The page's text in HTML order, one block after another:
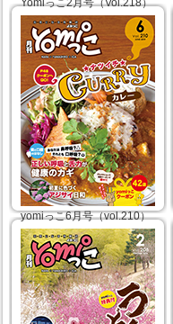
Yomiっこ2月号（Vol.218）
さぁ召し上がれ 熱々麺
●梅だより
●令和のおけいこ事始め
2020年02月01日
yomiっこ6月号（vol.210）
正しい呼吸と舌力が健康の
カギ!!
●ナツイチ★カレー
●アジサイ日和